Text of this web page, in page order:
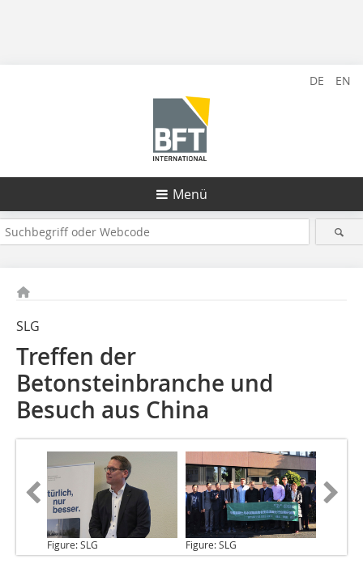
DE EN
Menü
SLG
Treffen der
Betonsteinbranche und
Besuch aus China
Figure: SLG Figure: SLG